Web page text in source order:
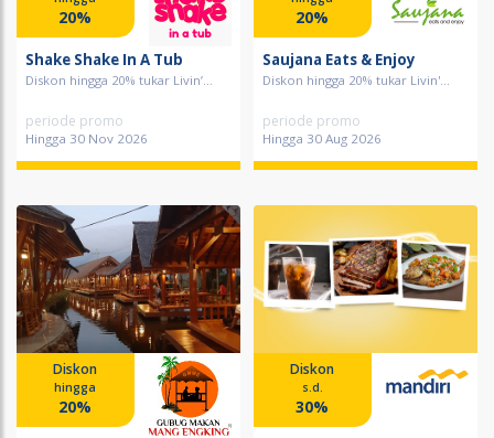
20%
Shake Shake In A Tub
Diskon hingga 20% tukar Livin’...
periode promo
Hingga 30 Nov 2026
20%
Saujana Eats & Enjoy
Diskon hingga 20% tukar Livin'...
periode promo
Hingga 30 Aug 2026
Diskon
hingga
20%
Diskon
s.d.
30%